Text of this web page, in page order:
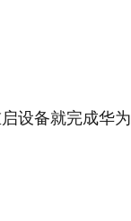
设备就完成华